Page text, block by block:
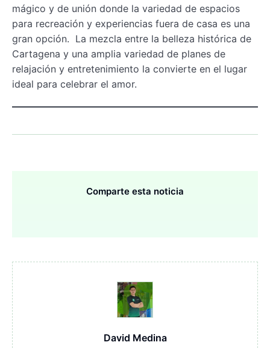
mágico y de unión donde la variedad de espacios
para recreación y experiencias fuera de casa es una
gran opción. La mezcla entre la belleza histórica de
Cartagena y una amplia variedad de planes de
relajación y entretenimiento la convierte en el lugar
ideal para celebrar el amor.
Comparte esta noticia
David Medina